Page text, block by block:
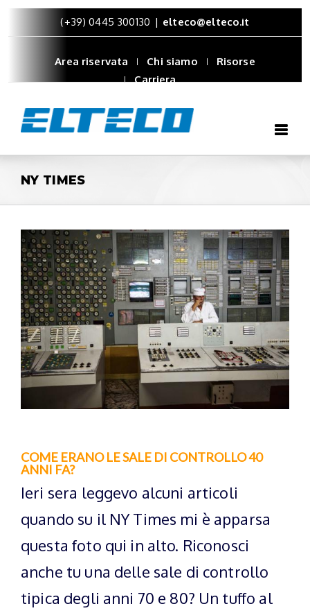
(+39) 0445 300130 | elteco@elteco.it
Area riservata Chi siamo
Risorse
Carriera
NY TIMES
COME ERANO LE SALE DI CONTROLLO 40
ANNI FA?
Ieri sera leggevo alcuni articoli
quando su il NY Times mi è apparsa
questa foto qui in alto. Riconosci
anche tu una delle sale di controllo
tipica degli anni 70 e 80? Un tuffo al